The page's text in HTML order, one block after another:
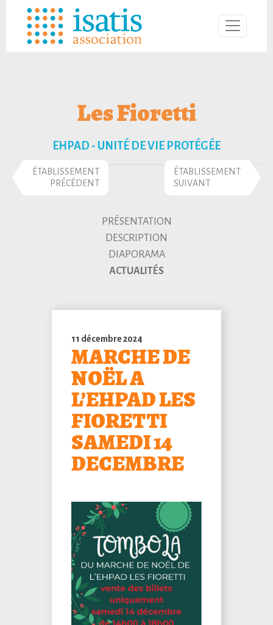
Les Fioretti
EHPAD - UNITÉ DE VIE PROTÉGÉE
ÉTABLISSEMENT
PRÉCÉDENT
ÉTABLISSEMENT
SUIVANT
PRÉSENTATION
DESCRIPTION
DIAPORAMA
ACTUALITÉS
11 décembre 2024
MARCHE DE
NOËL A
L’EHPAD LES
FIORETTI
SAMEDI 14
DECEMBRE